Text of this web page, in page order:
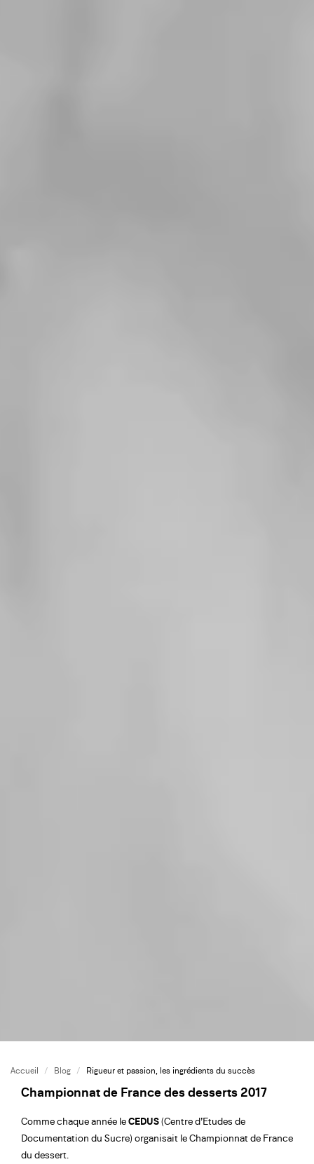
Accueil / Blog / Rigueur et passion, les ingrédients du succès
Championnat de France des desserts 2017
Comme chaque année leCEDUS(Centre d’Etudes de
Documentation du Sucre) organisait le Championnat de France
du dessert.